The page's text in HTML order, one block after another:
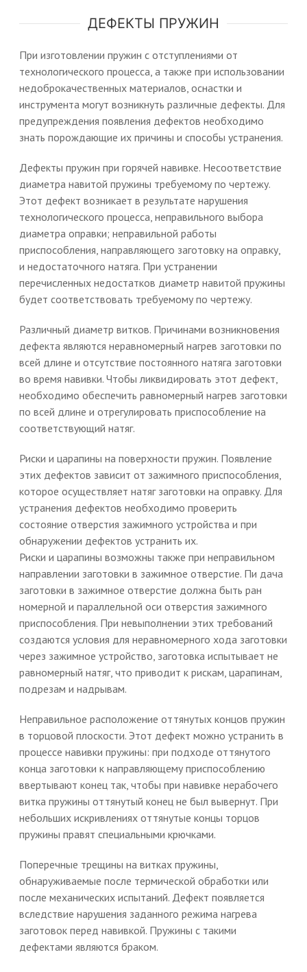
ДЕФЕКТЫ ПРУЖИН
При изготовлении пружин с отступлениями от
технологического процесса, а также при использовании
недоброкачественных материалов, оснастки и
инструмента могут возникнуть различные дефекты. Для
предупреждения появления дефектов необходимо
знать порождающие их причины и способы устранения.
Дефекты пружин при горячей навивке. Несоответствие
диаметра навитой пружины требуемому по чертежу.
Этот дефект возникает в результате нарушения
технологического процесса, неправильного выбора
диаметра оправки; неправильной работы
приспособления, направляющего заготовку на оправку,
и недостаточного натяга. При устранении
перечисленных недостатков диаметр навитой пружины
будет соответствовать требуемому по чертежу.
Различный диаметр витков. Причинами возникновения
дефекта являются неравномерный нагрев заготовки по
всей длине и отсутствие постоянного натяга заготовки
во время навивки. Чтобы ликвидировать этот дефект,
необходимо обеспечить равномерный нагрев заготовки
по всей длине и отрегулировать приспособление на
соответствующий натяг.
Риски и царапины на поверхности пружин. Появление
этих дефектов зависит от зажимного приспособления,
которое осуществляет натяг заготовки на оправку. Для
устранения дефектов необходимо проверить
состояние отверстия зажимного устройства и при
обнаружении дефектов устранить их.
Риски и царапины возможны также при неправильном
направлении заготовки в зажимное отверстие. Пи дача
заготовки в зажимное отверстие должна быть ран
номерной и параллельной оси отверстия зажимного
приспособления. При невыполнении этих требований
создаются условия для неравномерного хода заготовки
через зажимное устройство, заготовка испытывает не
равномерный натяг, что приводит к рискам, царапинам,
подрезам и надрывам.
Неправильное расположение оттянутых концов пружин
в торцовой плоскости. Этот дефект можно устранить в
процессе навивки пружины: при подходе оттянутого
конца заготовки к направляющему приспособлению
ввертывают конец так, чтобы при навивке нерабочего
витка пружины оттянутый конец не был вывернут. При
небольших искривлениях оттянутые концы торцов
пружины правят специальными крючками.
Поперечные трещины на витках пружины,
обнаруживаемые после термической обработки или
после механических испытаний. Дефект появляется
вследствие нарушения заданного режима нагрева
заготовок перед навивкой. Пружины с такими
дефектами являются браком.